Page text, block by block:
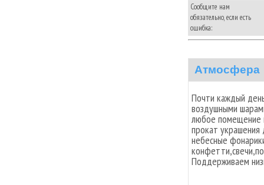
Сообщите нам
обязательно, если есть
ошибка:
Атмосфера
Почти каждый
воздушными
любое помещение
прокат украшения
небесные
Поддерживаем